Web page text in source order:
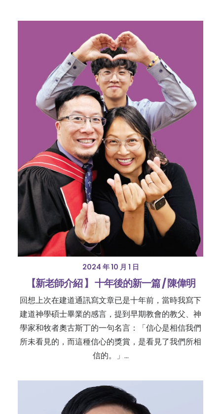
2024 年 10 月 1 日
【新老師介紹 】 十年後的新一篇 / 陳偉明
回想上次在建道通訊寫文章已是十年前，當時我寫下
建道神學碩士畢業的感言，提到早期教會的教父、神
學家和牧者奧古斯丁的一句名言：「信心是相信我們
所未看見的，而這種信心的獎賞，是看見了我們所相
信的。」…